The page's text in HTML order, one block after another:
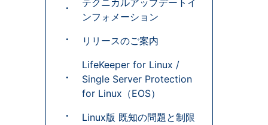
テクニカルアップデートイ
ンフォメーション
リリースのご案内
LifeKeeper for Linux /
Single Server Protection
for Linux（EOS）
Linux版 既知の問題と制限